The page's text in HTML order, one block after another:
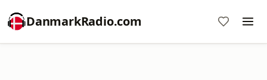
DanmarkRadio.com